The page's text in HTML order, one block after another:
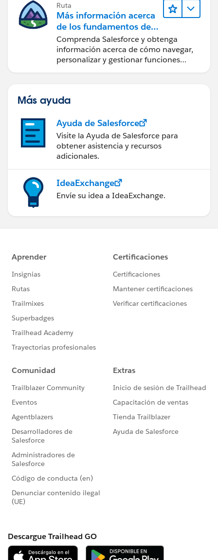
Salesforce.
Ruta
Más información acerca
de los fundamentos de
CRM para Lightning
Experience
Comprenda Salesforce y obtenga
información acerca de cómo navegar,
personalizar y gestionar funciones
Más ayuda
Ayuda de Salesforce
Visite la Ayuda de Salesforce para
obtener asistencia y recursos
adicionales.
IdeaExchange
Envíe su idea a IdeaExchange.